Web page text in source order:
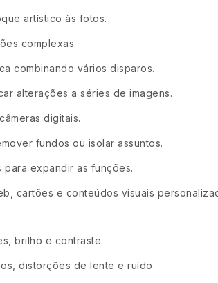
artístico às fotos.
complexas.
combinando vários disparos.
alterações a séries de imagens.
digitais.
fundos ou isolar assuntos.
para expandir as funções.
cartões e conteúdos visuais
brilho e contraste.
distorções de lente e ruído.